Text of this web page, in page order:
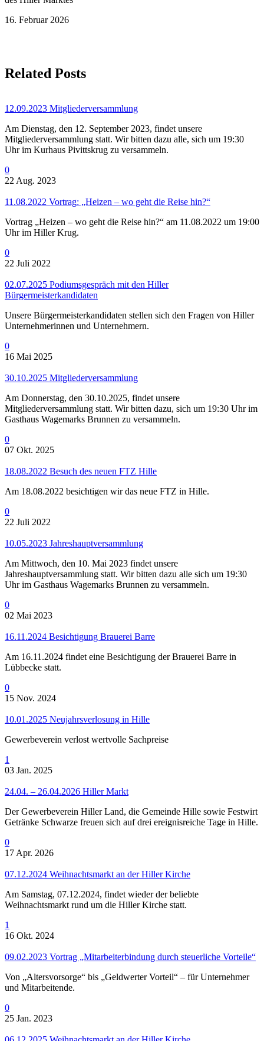
16. Februar 2026
Related Posts
12.09.2023 Mitgliederversammlung
Am Dienstag, den 12. September 2023, findet unsere
Mitgliederversammlung statt. Wir bitten dazu alle, sich um 19:30
Uhr im Kurhaus Pivittskrug zu versammeln.
0
22 Aug. 2023
11.08.2022 Vortrag: „Heizen – wo geht die Reise hin?“
Vortrag „Heizen – wo geht die Reise hin?“ am 11.08.2022 um 19:00
Uhr im Hiller Krug.
0
22 Juli 2022
02.07.2025 Podiumsgespräch mit den Hiller
Bürgermeisterkandidaten
Unsere Bürgermeisterkandidaten stellen sich den Fragen von Hiller
Unternehmerinnen und Unternehmern.
0
16 Mai 2025
30.10.2025 Mitgliederversammlung
Am Donnerstag, den 30.10.2025, findet unsere
Mitgliederversammlung statt. Wir bitten dazu, sich um 19:30 Uhr im
Gasthaus Wagemarks Brunnen zu versammeln.
0
07 Okt. 2025
18.08.2022 Besuch des neuen FTZ Hille
Am 18.08.2022 besichtigen wir das neue FTZ in Hille.
0
22 Juli 2022
10.05.2023 Jahreshauptversammlung
Am Mittwoch, den 10. Mai 2023 findet unsere
Jahreshauptversammlung statt. Wir bitten dazu alle sich um 19:30
Uhr im Gasthaus Wagemarks Brunnen zu versammeln.
0
02 Mai 2023
16.11.2024 Besichtigung Brauerei Barre
Am 16.11.2024 findet eine Besichtigung der Brauerei Barre in
Lübbecke statt.
0
15 Nov. 2024
10.01.2025 Neujahrsverlosung in Hille
Gewerbeverein verlost wertvolle Sachpreise
1
03 Jan. 2025
24.04. – 26.04.2026 Hiller Markt
Der Gewerbeverein Hiller Land, die Gemeinde Hille sowie Festwirt
Getränke Schwarze freuen sich auf drei ereignisreiche Tage in Hille.
0
17 Apr. 2026
07.12.2024 Weihnachtsmarkt an der Hiller Kirche
Am Samstag, 07.12.2024, findet wieder der beliebte
Weihnachtsmarkt rund um die Hiller Kirche statt.
1
16 Okt. 2024
09.02.2023 Vortrag „Mitarbeiterbindung durch steuerliche Vorteile“
Von „Altersvorsorge“ bis „Geldwerter Vorteil“ – für Unternehmer
und Mitarbeitende.
0
25 Jan. 2023